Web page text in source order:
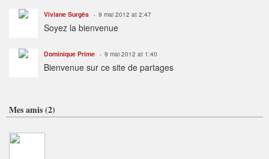
Viviane Surgès 9 mai 2012 at 2:47
Soyez la bienvenue
Dominique Prime 9 mai 2012 at 1:40
Bienvenue sur ce site de partages
Mes amis (2)